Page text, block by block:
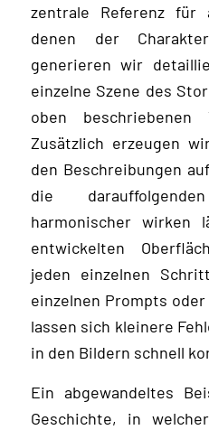
zentrale Referenz
denen der
generieren wir
einzelne Szene des
oben beschriebenen
Zusätzlich erzeugen
den Beschreibungen
die
harmonischer
entwickelten
jeden einzelnen
einzelnen Prompts
lassen sich kleinere
in den Bildern schnell
Ein abgewandeltes
Geschichte, in